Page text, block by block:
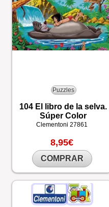
Puzzles
104 El libro de la selva.
Súper Color
Clementoni27861
8,95€
COMPRAR